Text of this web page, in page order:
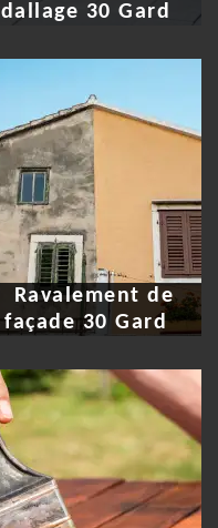
dallage 30 Gard
Ravalement de
façade 30 Gard